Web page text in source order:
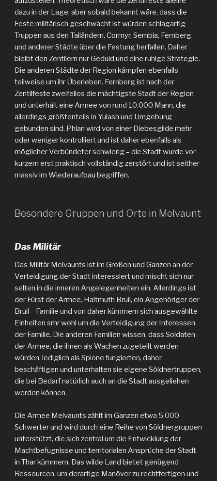
dazu in der Lage, aber sobald bekannt wäre, dass die
Feste militärisch geschwächt ist würden schlagartig
Truppen aus den Talländern, Cormyr, Sembia, Fernberg
und anderer Städte über die Festung herfallen. Daher
bleibt den Zentilern nur Geduld und eine ruhige Strategie.
Die anderen Städte der Region kämpfen ebenfalls
teilweise um ihr Überleben. Fernberg ist nach der
Zentilfeste zweifellos die mächtigste Stadt der Region
und unterhält eine Armee von rund 10.000 Mann, die
allerdings größtenteils in Yulash und Umgebung
gebunden sind. Phlan wird von einer Diebesgilde mehr
oder weniger kontrolliert und ist daher ebenfalls als
möglicher Verbündeter schwierig – die Stadt wurde vor
kurzem erst praktisch vollständig zerstört und ist seither
massiv im Wiederaufbau begriffen.
Besondere Gruppen und Orte in Melvaunt
Das Militär
Das Militär Melvaunts ist im Großen und Ganzen an der
Verteidigung der Stadt interessiert und mischt sich nur
selten in die inneren Angelegenheiten ein. Allerdings ist
der Fürst der Armee, Haltmuth Bruil, ein Angehöriger der
Bruil – Familie und von daher kümmern sich ausgewählte
Einheiten srhr wohl um die Verteidigung der Interessen
der Familie. Die anderen Familien wissen, dass Soldaten
der Armee, die ihnen als Wachen zugeteilt werden
würden, lediglich als Spione fungierten, daher
beschäftigen und unterhalten sie eigene Söldnertruppen,
die bei Bedarf natürlich auch an die Stadt ausgeliehen
werden können.
Die Armee Melvaunts zählt im Ganzen etwa 5.000
Schwerter und wird durch eine Reihe von Söldnergruppen
unterstützt, die sich zentral um die Entwicklung der
Machtbefugnisse und territorialen Ansprüche der Stadt
in Thar kümmern. Das wilde Land bietet genügend
Ressourcen, um derartige Manöver zu rechtfertigen und